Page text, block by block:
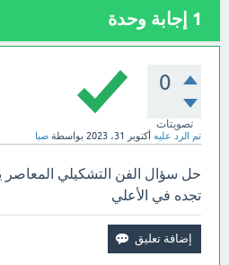
1 إجابة وحدة
0
تصويتات
تم الرد عليه أكتوبر 31، 2023 بواسطة صبا
حل سؤال الفن التشكيلي المعاصر
تجده في الأعلي